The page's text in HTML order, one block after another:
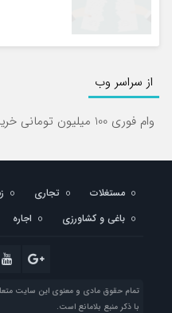
از سراسر وب
وام فوری 100 میلیون تومانی خرید طلا (بدون ضامن)
مستغلات تجاری
باغی و کشاورزی
اجاره
تمام حقوق مادی و معنوی این سایت
با ذکر منبع بلامانع است.